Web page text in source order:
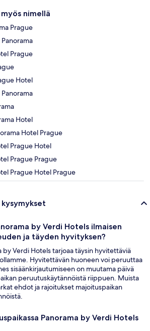
nimellä
Prague
Prague
Hotel
Hotel
Hotel Prague
Prague Hotel
Prague Prague
Prague Hotel Prague
by Verdi Hotels ilmaisen
ja täyden hyvityksen?
by Verdi Hotels tarjoaa täysin hyvitettäviä
Hyvitettävän huoneen voi peruuttaa
sisäänkirjautumiseen on muutama päivä
peruutuskäytännöistä riippuen. Muista
ehdot ja rajoitukset majoituspaikan
Panorama by Verdi Hotels